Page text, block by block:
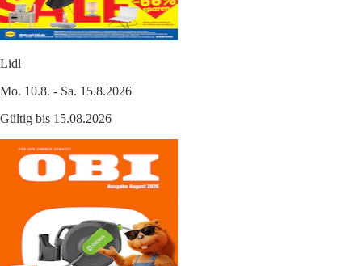
Lidl
Mo. 10.8. - Sa. 15.8.2026
Gültig bis 15.08.2026